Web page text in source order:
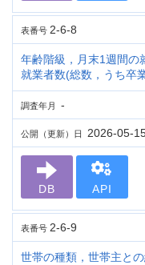
表番号 2-6-8
年齢階級，月末1週間の
就業者数(総数，うち卒
調査年月 -
公開（更新）日 2026-05-
DB API
表番号 2-6-9
世帯の種類，世帯主と